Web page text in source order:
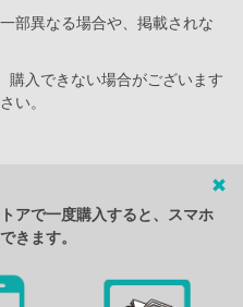
部異なる場合や、掲載されな
入できない場合がございます
い。
アで一度購入すると、スマホ
きます。